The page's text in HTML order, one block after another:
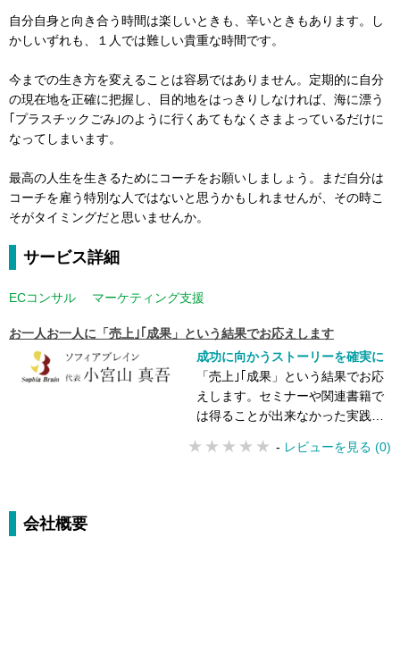
自分自身と向き合う時間は楽しいときも、辛いときもあります。し
かしいずれも、１人では難しい貴重な時間です。
今までの生き方を変えることは容易ではありません。定期的に自分
の現在地を正確に把握し、目的地をはっきりしなければ、海に漂う
｢プラスチックごみ｣のように行くあてもなくさまよっているだけに
なってしまいます。
最高の人生を生きるためにコーチをお願いしましょう。まだ自分は
コーチを雇う特別な人ではないと思うかもしれませんが、その時こ
そがタイミングだと思いませんか。
サービス詳細
ECコンサル マーケティング支援
お一人お一人に「売上｣｢成果」という結果でお応えします
成功に向かうストーリーを確実に
「売上｣｢成果」という結果でお応
えします。セミナーや関連書籍で
は得ることが出来なかった実践
ルを習得しながら、成功に向かう
- レビューを見る (0)
会社概要